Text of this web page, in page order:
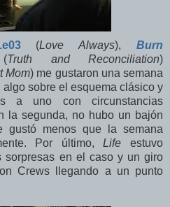
(Love Always),Burn
Truth and Reconciliation)
Mom) me gustaron una semana
sobre el esquema clásico y
a uno con circunstancias
la segunda, no hubo un bajón
menos que la semana
Por último,Life estuvo
sorpresas en el caso y un giro
Crews llegando a un punto